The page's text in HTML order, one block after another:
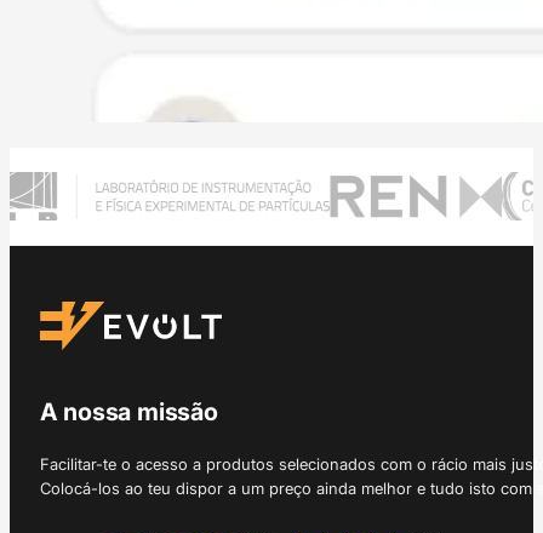
A nossa missão
Facilitar-te o acesso a produtos selecionados com o rácio mais
Colocá-los ao teu dispor a um preço ainda melhor e tudo isto